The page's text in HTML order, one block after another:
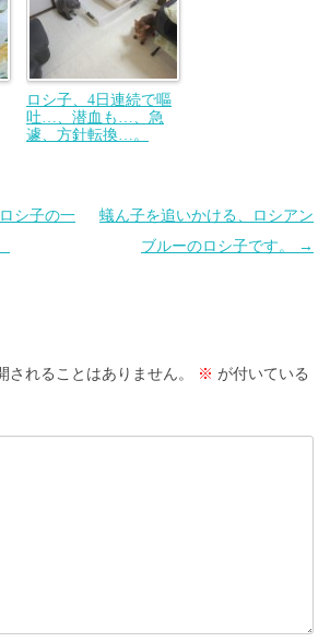
ロシ子、4日連続で嘔
吐…、潜血も…、急
遽、方針転換…。
シ子の一
蟻ん子を追いかける、ロシアン
ブルーのロシ子です。
→
されることはありません。 ※ が付いている